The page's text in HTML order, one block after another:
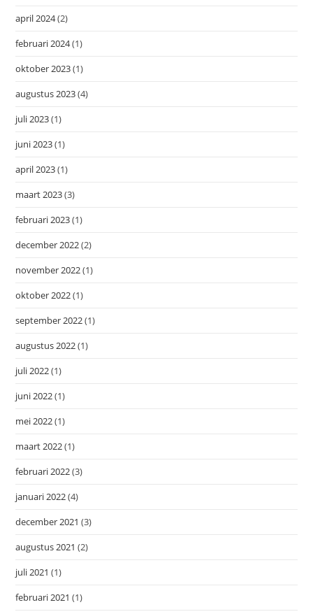
april 2024(2)
februari 2024(1)
oktober 2023(1)
augustus 2023(4)
juli 2023(1)
juni 2023(1)
april 2023(1)
maart 2023(3)
februari 2023(1)
december 2022(2)
november 2022(1)
oktober 2022(1)
september 2022(1)
augustus 2022(1)
juli 2022(1)
juni 2022(1)
mei 2022(1)
maart 2022(1)
februari 2022(3)
januari 2022(4)
december 2021 (3)
augustus 2021 (2)
juli 2021 (1)
februari 2021 (1)